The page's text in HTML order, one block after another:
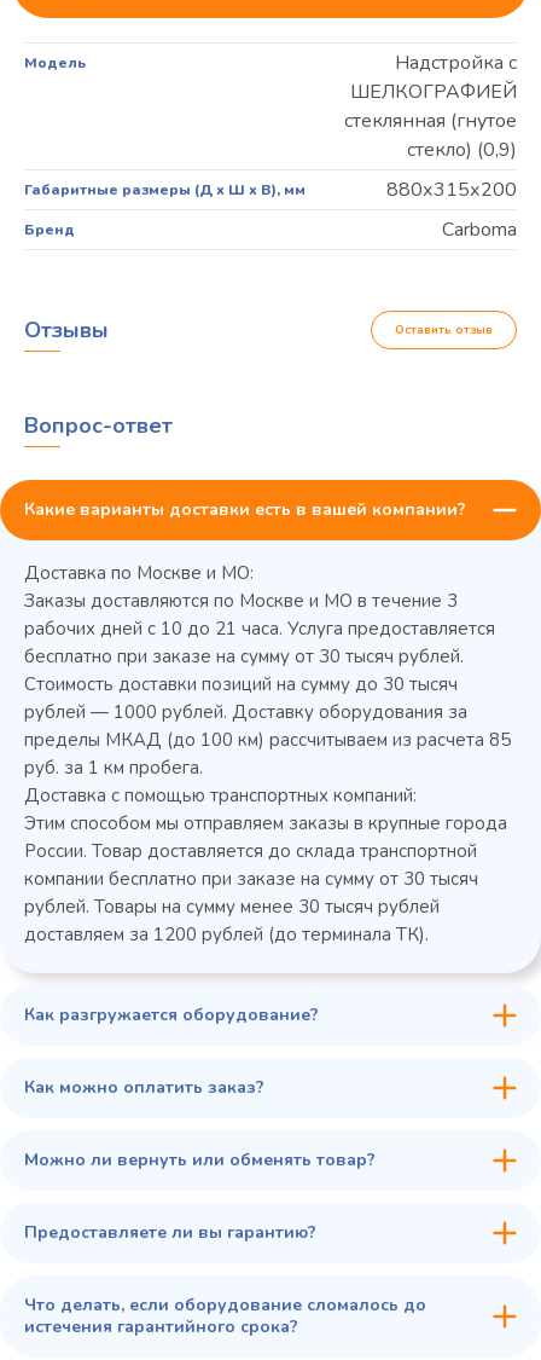
Модель
Надстройка с
ШЕЛКОГРАФИЕЙ
стеклянная (гнутое
стекло) (0,9)
Габаритные размеры (Д х Ш х В), мм 880х315х200
Бренд Carboma
Колода разрубочная КР-5/5
45 900 ₽
Отзывы Оставить отзыв
Вопрос-ответ
Какие варианты доставки есть в вашей компании?
Доставка по Москве и МО:
Заказы доставляются по Москве и МО в течение 3
рабочих дней с 10 до 21 часа. Услуга предоставляется
бесплатно при заказе на сумму от 30 тысяч рублей.
Стоимость доставки позиций на сумму до 30 тысяч
рублей — 1000 рублей. Доставку оборудования за
пределы МКАД (до 100 км) рассчитываем из расчета 85
руб. за 1 км пробега.
Доставка с помощью транспортных компаний:
Этим способом мы отправляем заказы в крупные города
России. Товар доставляется до склада транспортной
компании бесплатно при заказе на сумму от 30 тысяч
рублей. Товары на сумму менее 30 тысяч рублей
доставляем за 1200 рублей (до терминала ТК).
Как разгружается оборудование?
Как можно оплатить заказ?
Можно ли вернуть или обменять товар?
Предоставляете ли вы гарантию?
Что делать, если оборудование сломалось до
истечения гарантийного срока?